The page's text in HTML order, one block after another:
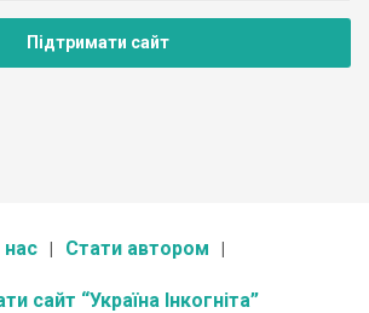
Підтримати сайт
нас Стати автором
сайт “Україна Інкогніта”